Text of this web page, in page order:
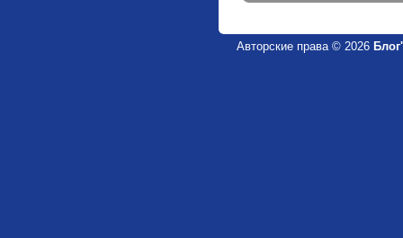
Авторские права © 2026